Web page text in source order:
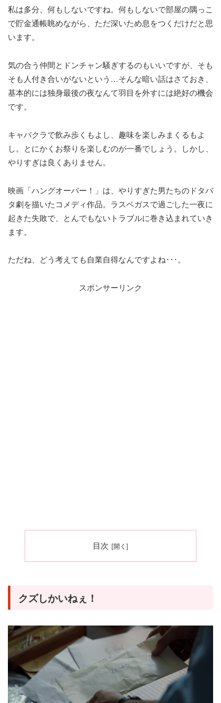
私は多分、何もしないですね。何もしないで部屋の隅っこ
で貯金通帳眺めながら、ただ深いため息をつくだけだと思
います。
気の合う仲間とドンチャン騒ぎするのもいいですが、そも
そも人付き合いがないという…そんな暗い話はさておき、
基本的には独身最後の夜なんて羽目を外すには絶好の機会
です。
キャバクラで飲み歩くもよし、趣味を楽しみまくるもよ
し。とにかくお祭りを楽しむのが一番でしょう。しかし、
やりすぎは良くありません。
映画「ハングオーバー！」は、やりすぎた男たちのドタバ
タ劇を描いたコメディ作品。ラスベガスで過ごした一夜に
起きた失敗で、とんでもないトラブルに巻き込まれていき
ます。
ただね、どう考えても自業自得なんですよね･･･。
スポンサーリンク
目次
クズしかいねぇ！